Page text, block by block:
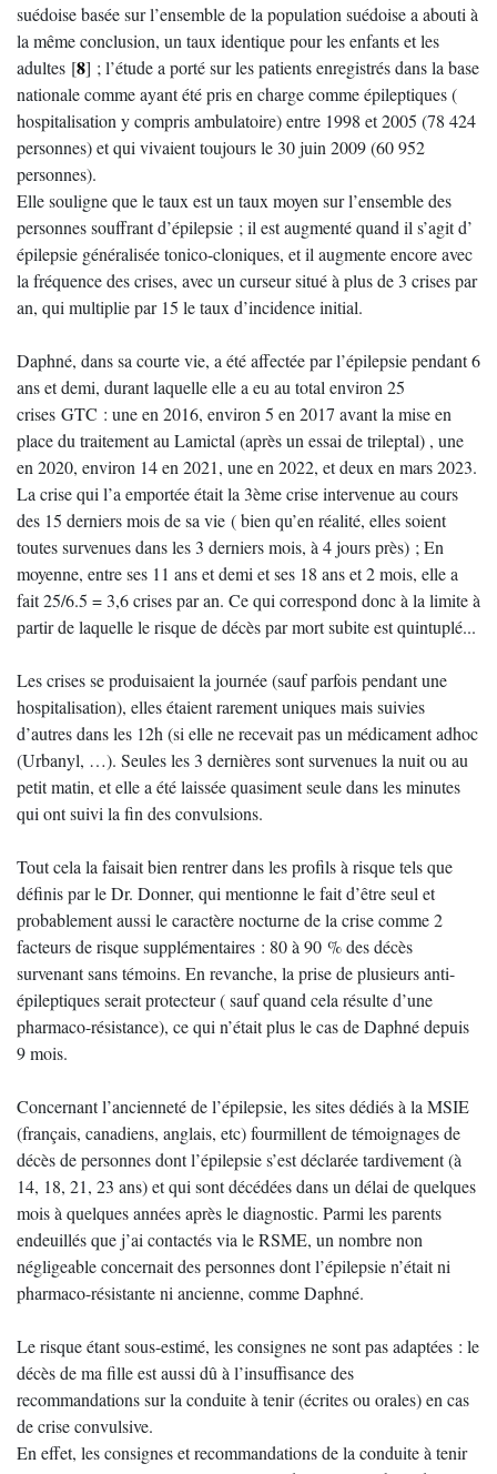
suédoise basée sur l’ensemble de la population suédoise a abouti à
la même conclusion, un taux identique pour les enfants et les
adultes [8] ; l’étude a porté sur les patients enregistrés dans la base
nationale comme ayant été pris en charge comme épileptiques (
hospitalisation y compris ambulatoire) entre 1998 et 2005 (78 424
personnes) et qui vivaient toujours le 30 juin 2009 (60 952
personnes).
Elle souligne que le taux est un taux moyen sur l’ensemble des
personnes souffrant d’épilepsie ; il est augmenté quand il s’agit d’
épilepsie généralisée tonico-cloniques, et il augmente encore avec
la fréquence des crises, avec un curseur situé à plus de 3 crises par
an, qui multiplie par 15 le taux d’incidence initial.
Daphné, dans sa courte vie, a été affectée par l’épilepsie pendant 6
ans et demi, durant laquelle elle a eu au total environ 25
crises GTC : une en 2016, environ 5 en 2017 avant la mise en
place du traitement au Lamictal (après un essai de trileptal) , une
en 2020, environ 14 en 2021, une en 2022, et deux en mars 2023.
La crise qui l’a emportée était la 3ème crise intervenue au cours
des 15 derniers mois de sa vie ( bien qu’en réalité, elles soient
toutes survenues dans les 3 derniers mois, à 4 jours près) ; En
moyenne, entre ses 11 ans et demi et ses 18 ans et 2 mois, elle a
fait 25/6.5 = 3,6 crises par an. Ce qui correspond donc à la limite à
partir de laquelle le risque de décès par mort subite est quintuplé...
Les crises se produisaient la journée (sauf parfois pendant une
hospitalisation), elles étaient rarement uniques mais suivies
d’autres dans les 12h (si elle ne recevait pas un médicament adhoc
(Urbanyl, …). Seules les 3 dernières sont survenues la nuit ou au
petit matin, et elle a été laissée quasiment seule dans les minutes
qui ont suivi la fin des convulsions.
Tout cela la faisait bien rentrer dans les profils à risque tels que
définis par le Dr. Donner, qui mentionne le fait d’être seul et
probablement aussi le caractère nocturne de la crise comme 2
facteurs de risque supplémentaires : 80 à 90 % des décès
survenant sans témoins. En revanche, la prise de plusieurs anti-
épileptiques serait protecteur ( sauf quand cela résulte d’une
pharmaco-résistance), ce qui n’était plus le cas de Daphné depuis
9 mois.
Concernant l’ancienneté de l’épilepsie, les sites dédiés à la MSIE
(français, canadiens, anglais, etc) fourmillent de témoignages de
décès de personnes dont l’épilepsie s’est déclarée tardivement (à
14, 18, 21, 23 ans) et qui sont décédées dans un délai de quelques
mois à quelques années après le diagnostic. Parmi les parents
endeuillés que j’ai contactés via le RSME, un nombre non
négligeable concernait des personnes dont l’épilepsie n’était ni
pharmaco-résistante ni ancienne, comme Daphné.
Le risque étant sous-estimé, les consignes ne sont pas adaptées : le
décès de ma fille est aussi dû à l’insuffisance des
recommandations sur la conduite à tenir (écrites ou orales) en cas
de crise convulsive.
En effet, les consignes et recommandations de la conduite à tenir